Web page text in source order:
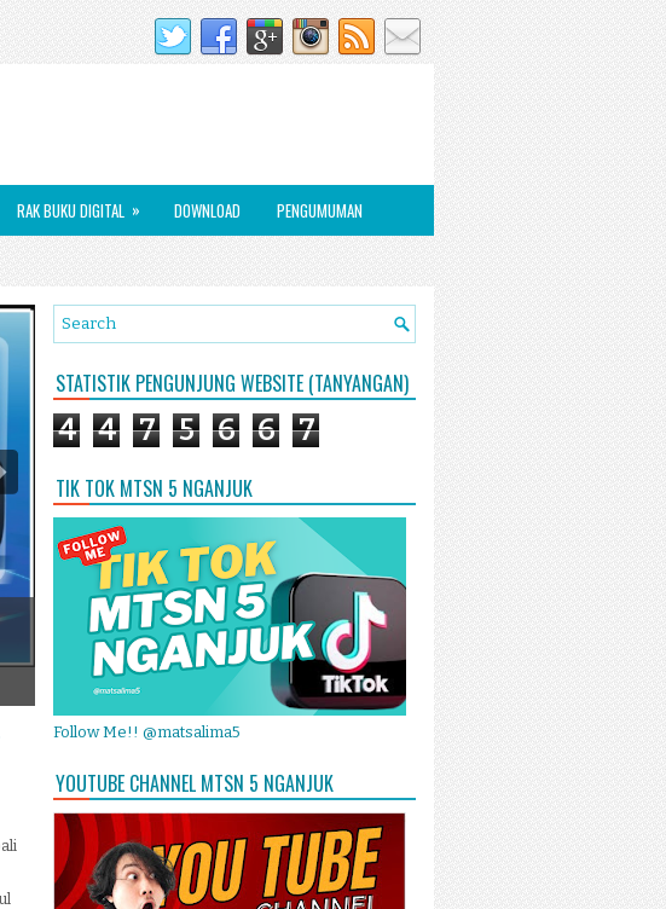
RAK BUKU DIGITAL » DOWNLOAD PENGUMUMAN
STATISTIK PENGUNJUNG WEBSITE (TANYANGAN)
4 4 7 5 6 6 7
TIK TOK MTSN 5 NGANJUK
Follow Me!! @matsalima5
YOUTUBE CHANNEL MTSN 5 NGANJUK